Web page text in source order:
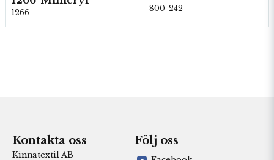
1266 800-242
Kontakta oss
Kinnatextil AB
Följ oss